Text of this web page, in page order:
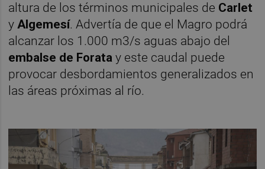
altura de los términos municipales de Carlet
yAlgemesí. Advertía de que el Magro podrá
alcanzar los 1.000 m3/s aguas abajo del
embalse de Forata y este caudal puede
provocar desbordamientos generalizados en
las áreas próximas al río.